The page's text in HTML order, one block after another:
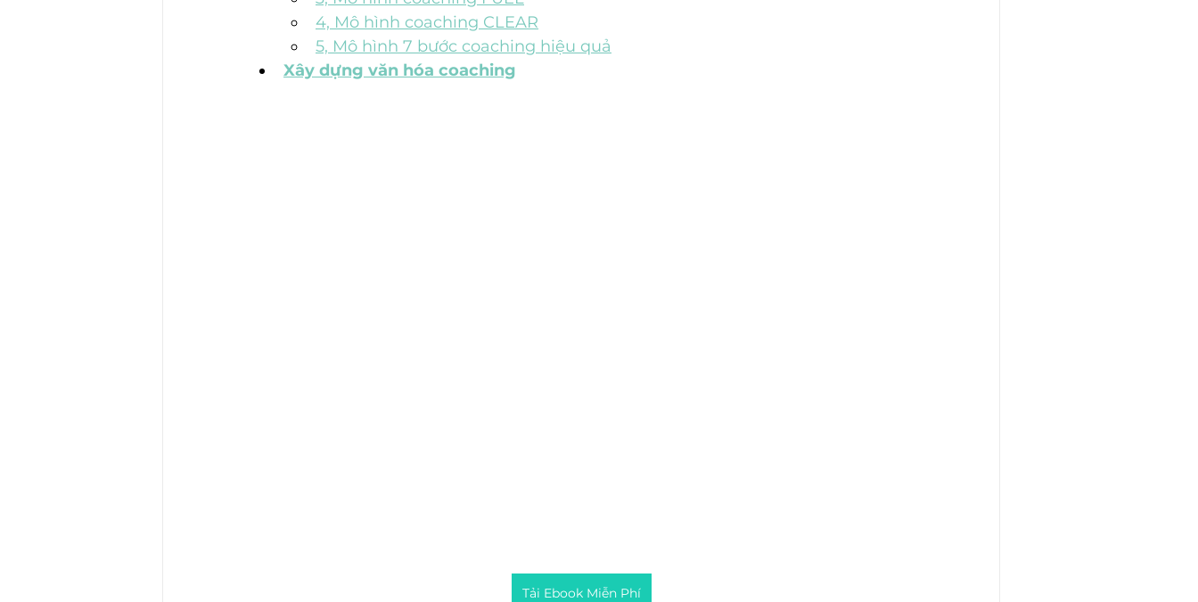
4, Mô hình coaching CLEAR
5, Mô hình 7 bước coaching hiệu quả
Xây dựng văn hóa coaching
Tải Ebook Miễn Phí